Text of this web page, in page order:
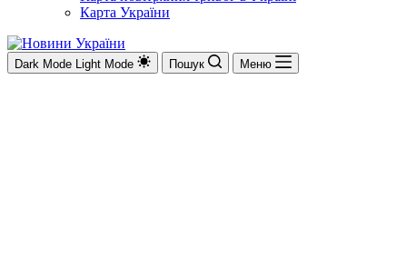
Карта України
Dark Mode Light Mode Пошук Меню